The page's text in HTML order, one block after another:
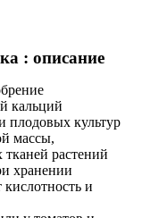
: описание
кальций
плодовых культур
массы,
растений
хранении
и